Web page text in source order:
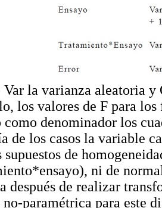
Var la varianza aleatoria
los valores de F para
como denominador los
de los casos la variable
supuestos de
ni de
después de realizar
no-paramétrica para este